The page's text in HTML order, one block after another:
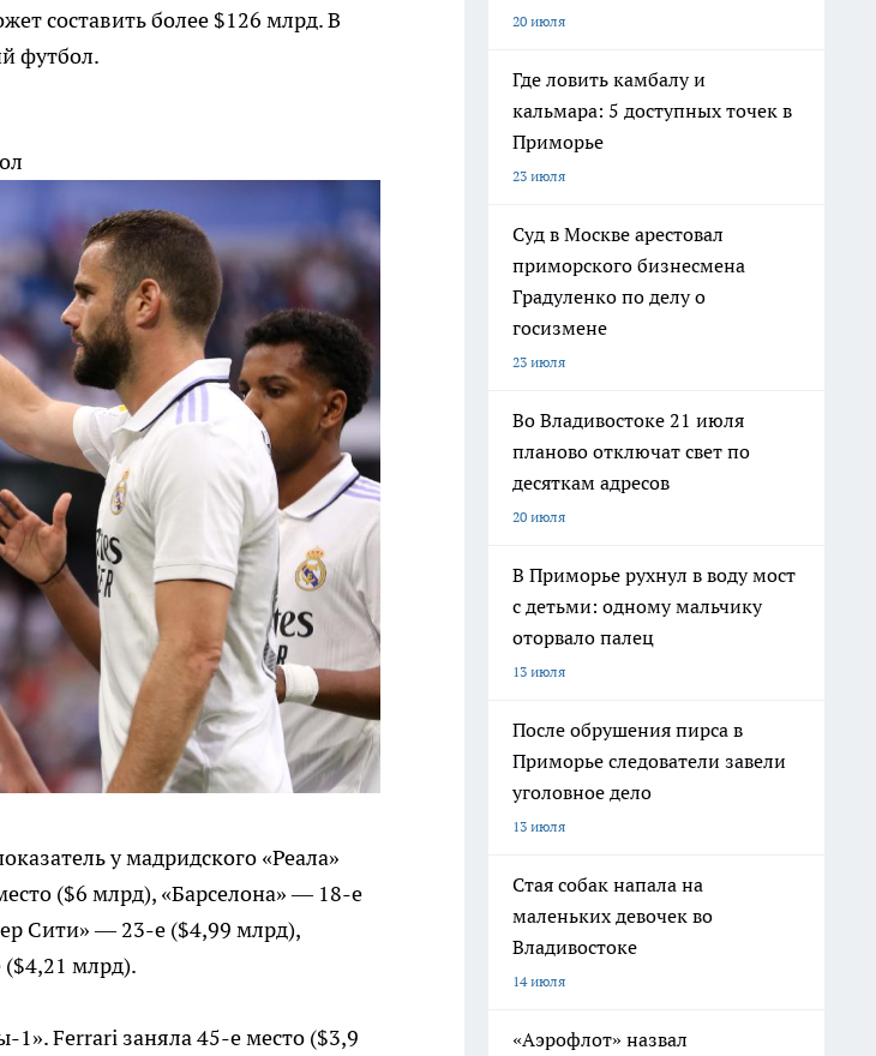
составить более $126 млрд. В
футбол.
у мадридского «Реала»
($6 млрд), «Барселона» — 18-е
Сити» — 23-е ($4,99 млрд),
млрд).
Ferrari заняла 45-е место ($3,9
20 июля
Где ловить камбалу и
кальмара: 5 доступных точек в
Приморье
23 июля
Суд в Москве арестовал
приморского бизнесмена
Градуленко по делу о
госизмене
23 июля
Во Владивостоке 21 июля
планово отключат свет по
десяткам адресов
20 июля
В Приморье рухнул в воду мост
с детьми: одному мальчику
оторвало палец
13 июля
После обрушения пирса в
Приморье следователи завели
уголовное дело
13 июля
Стая собак напала на
маленьких девочек во
Владивостоке
14 июля
«Аэрофлот» назвал